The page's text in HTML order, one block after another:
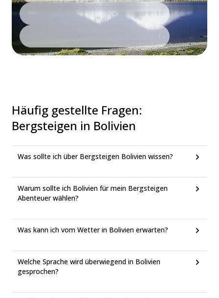
Häufig gestellte Fragen:
Bergsteigen in Bolivien
Was sollte ich über Bergsteigen Bolivien wissen?
Warum sollte ich Bolivien für mein Bergsteigen
Abenteuer wählen?
Was kann ich vom Wetter in Bolivien erwarten?
Welche Sprache wird überwiegend in Bolivien
gesprochen?